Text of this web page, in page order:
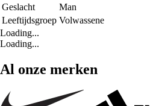
Geslacht
Man
Leeftijdsgroep Volwassene
Loading...
Loading...
Al onze merken